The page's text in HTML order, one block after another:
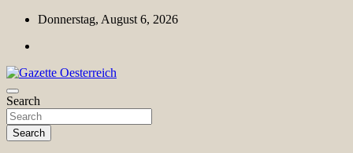
Skip
content
Donnerstag, August 6, 2026
Gazette Oesterreich
Magazin für Freizeit, Politik, Kultur & Wissenschaft
Search
Search